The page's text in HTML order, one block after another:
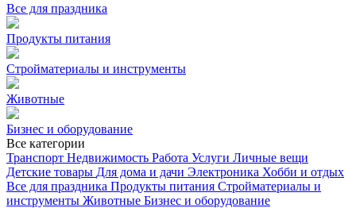
Все для праздника
Продукты питания
Стройматериалы и инструменты
Животные
Бизнес и оборудование
Все категории
Транспорт Недвижимость Работа Услуги Личные вещи
Детские товары Для дома и дачи Электроника Хобби и отдых
Все для праздника Продукты питания Стройматериалы и
инструменты Животные Бизнес и оборудование